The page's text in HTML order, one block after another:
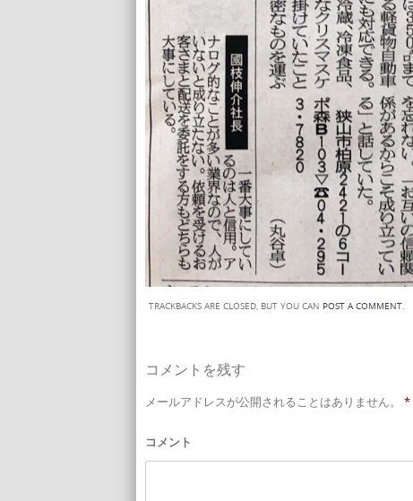
TRACKBACKS ARE CLOSED, BUT YOU CAN POST A COMMENT.
コメントを残す
メールアドレスが公開されることはありません。 *
コメント